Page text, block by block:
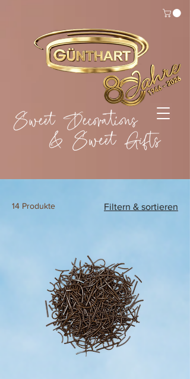
14 Produkte Filtern & sortieren